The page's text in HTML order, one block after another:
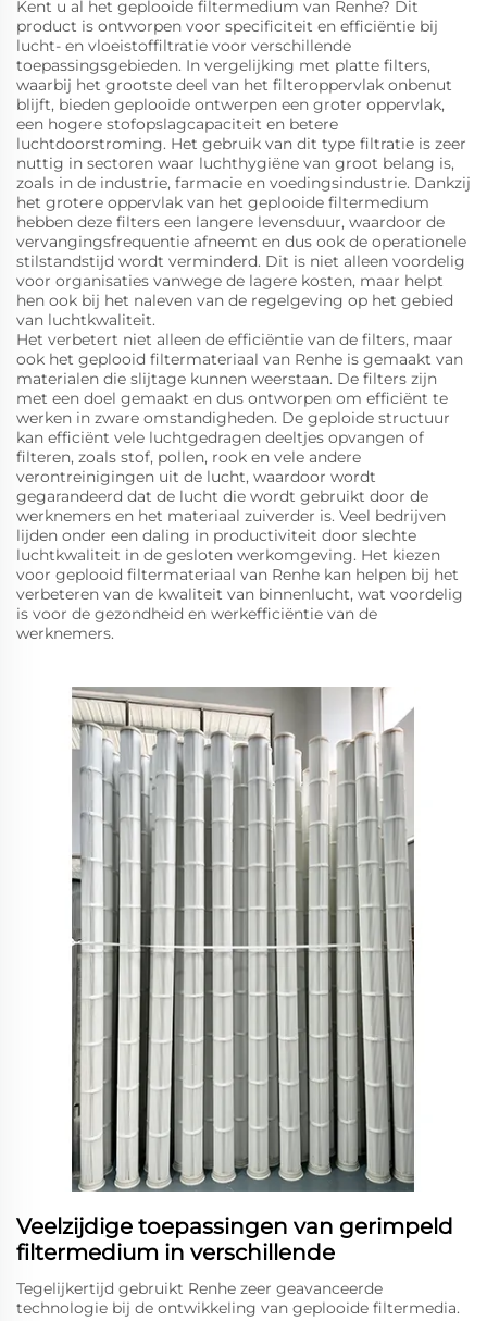
Kent u al het geplooide filtermedium van Renhe? Dit
product is ontworpen voor specificiteit en efficiëntie bij
lucht- en vloeistoffiltratie voor verschillende
toepassingsgebieden. In vergelijking met platte filters,
waarbij het grootste deel van het filteroppervlak onbenut
blijft, bieden geplooide ontwerpen een groter oppervlak,
een hogere stofopslagcapaciteit en betere
luchtdoorstroming. Het gebruik van dit type filtratie is zeer
nuttig in sectoren waar luchthygiëne van groot belang is,
zoals in de industrie, farmacie en voedingsindustrie. Dankzij
het grotere oppervlak van het geplooide filtermedium
hebben deze filters een langere levensduur, waardoor de
vervangingsfrequentie afneemt en dus ook de operationele
stilstandstijd wordt verminderd. Dit is niet alleen voordelig
voor organisaties vanwege de lagere kosten, maar helpt
hen ook bij het naleven van de regelgeving op het gebied
van luchtkwaliteit.
Het verbetert niet alleen de efficiëntie van de filters, maar
ook het geplooid filtermateriaal van Renhe is gemaakt van
materialen die slijtage kunnen weerstaan. De filters zijn
met een doel gemaakt en dus ontworpen om efficiënt te
werken in zware omstandigheden. De geploide structuur
kan efficiënt vele luchtgedragen deeltjes opvangen of
filteren, zoals stof, pollen, rook en vele andere
verontreinigingen uit de lucht, waardoor wordt
gegarandeerd dat de lucht die wordt gebruikt door de
werknemers en het materiaal zuiverder is. Veel bedrijven
lijden onder een daling in productiviteit door slechte
luchtkwaliteit in de gesloten werkomgeving. Het kiezen
voor geplooid filtermateriaal van Renhe kan helpen bij het
verbeteren van de kwaliteit van binnenlucht, wat voordelig
is voor de gezondheid en werkefficiëntie van de
werknemers.
Veelzijdige toepassingen van gerimpeld
filtermedium in verschillende
Tegelijkertijd gebruikt Renhe zeer geavanceerde
technologie bij de ontwikkeling van geplooide filtermedia.